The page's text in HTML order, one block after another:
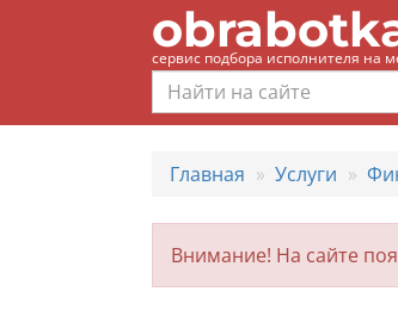
сервис подбора исполнителя на
Главная Услуги
Внимание! На сайте